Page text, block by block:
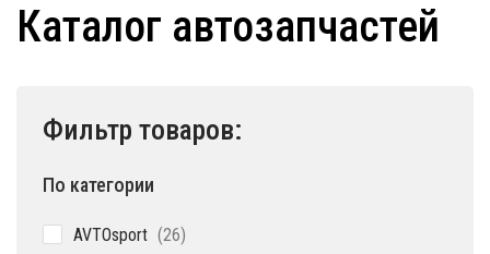
Каталог автозапчастей
Фильтр товаров:
По категории
AVTOsport 2626